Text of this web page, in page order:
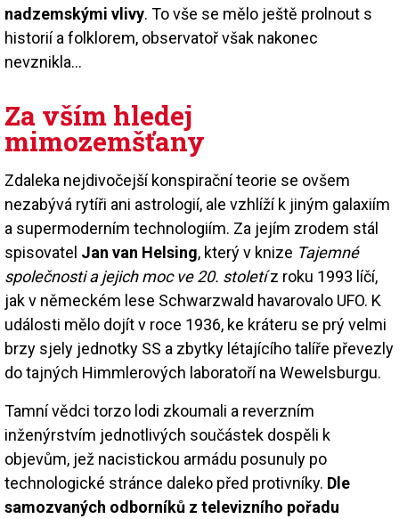
nadzemskými vlivy. To vše se mělo ještě prolnout s
historií a folklorem, observatoř však nakonec
nevznikla…
Za vším hledej
mimozemšťany
Zdaleka nejdivočejší konspirační teorie se ovšem
nezabývá rytíři ani astrologií, ale vzhlíží k jiným galaxiím
a supermoderním technologiím. Za jejím zrodem stál
spisovatel Jan van Helsing, který v knize Tajemné
společnosti a jejich moc ve 20. stoletíz roku 1993 líčí,
jak v německém lese Schwarzwald havarovalo UFO. K
události mělo dojít v roce 1936, ke kráteru se prý velmi
brzy sjely jednotky SS a zbytky létajícího talíře převezly
do tajných Himmlerových laboratoří na Wewelsburgu.
Tamní vědci torzo lodi zkoumali a reverzním
inženýrstvím jednotlivých součástek dospěli k
objevům, jež nacistickou armádu posunuly po
technologické stránce daleko před protivníky. Dle
samozvaných odborníků z televizního pořadu